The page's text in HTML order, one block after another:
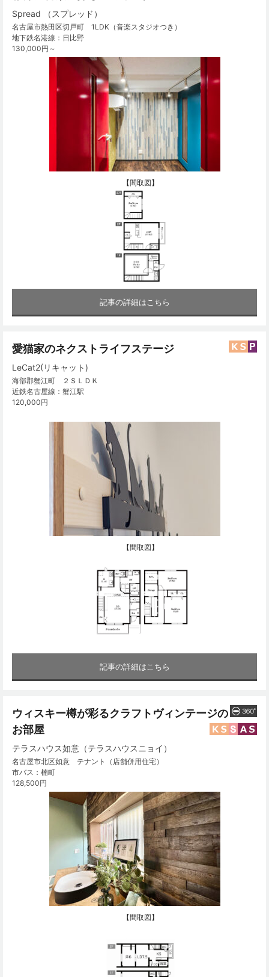
Spread （スプレッド）
名古屋市熱田区切戸町 1LDK（音楽スタジオつき）
地下鉄名港線：日比野
130,000円～
【間取図】
記事の詳細はこちら
愛猫家のネクストライフステージ
LeCat2(リキャット)
海部郡蟹江町 ２ＳＬＤＫ
近鉄名古屋線：蟹江駅
120,000円
【間取図】
記事の詳細はこちら
ウィスキー樽が彩るクラフトヴィンテージの
お部屋
テラスハウス如意（テラスハウスニョイ）
名古屋市北区如意 テナント（店舗併用住宅）
市バス：楠町
128,500円
【間取図】